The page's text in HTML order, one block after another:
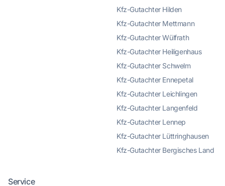
Kfz-Gutachter Hilden
Kfz-Gutachter Mettmann
Kfz-Gutachter Wülfrath
Kfz-Gutachter Heiligenhaus
Kfz-Gutachter Schwelm
Kfz-Gutachter Ennepetal
Kfz-Gutachter Leichlingen
Kfz-Gutachter Langenfeld
Kfz-Gutachter Lennep
Kfz-Gutachter Lüttringhausen
Kfz-Gutachter Bergisches Land
Service